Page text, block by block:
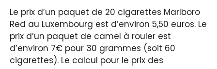
Le prix d’un paquet de 20 cigarettes Marlboro
Red au Luxembourg est d’environ 5,50 euros. Le
prix d’un paquet de camel à rouler est
d’environ 7€ pour 30 grammes (soit 60
cigarettes). Le calcul pour le prix des